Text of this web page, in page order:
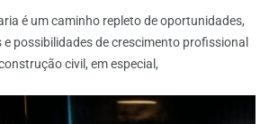
é um caminho repleto de oportunidades,
possibilidades de crescimento profissional
civil, em especial,